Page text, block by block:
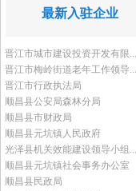
最新入驻企业
晋江市城市建设投资开发有限...
晋江市梅岭街道老年工作领导...
晋江市行政执法局
顺昌县公安局森林分局
顺昌县市财政局
顺昌县元坑镇人民政府
光泽县机关效能建设领导小组...
顺昌县元坑镇社会事务办公室
顺昌县民政局